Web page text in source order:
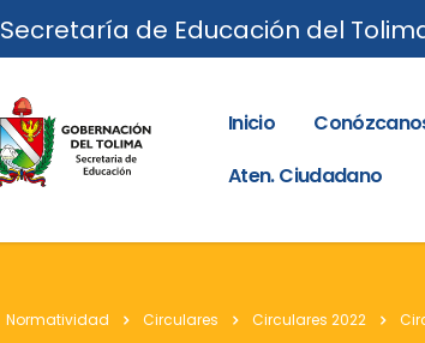
Secretaría de Educación del
Inicio
Aten. Ciudadano
Normatividad Circulares Circulares 2022